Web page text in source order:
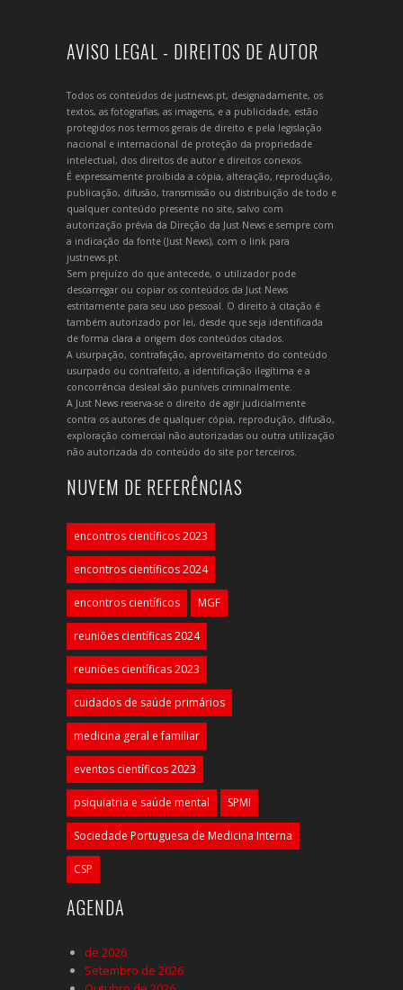
AVISO LEGAL - DIREITOS DE AUTOR
Todos os conteúdos de justnews.pt, designadamente, os
textos, as fotografias, as imagens, e a publicidade, estão
protegidos nos termos gerais de direito e pela legislação
nacional e internacional de proteção da propriedade
intelectual, dos direitos de autor e direitos conexos.
É expressamente proibida a cópia, alteração, reprodução,
publicação, difusão, transmissão ou distribuição de todo e
qualquer conteúdo presente no site, salvo com
autorização prévia da Direção da Just News e sempre com
a indicação da fonte (Just News), com o link para
justnews.pt.
Sem prejuízo do que antecede, o utilizador pode
descarregar ou copiar os conteúdos da Just News
estritamente para seu uso pessoal. O direito à citação é
também autorizado por lei, desde que seja identificada
de forma clara a origem dos conteúdos citados.
A usurpação, contrafação, aproveitamento do conteúdo
usurpado ou contrafeito, a identificação ilegítima e a
concorrência desleal são puníveis criminalmente.
A Just News reserva-se o direito de agir judicialmente
contra os autores de qualquer cópia, reprodução, difusão,
exploração comercial não autorizadas ou outra utilização
não autorizada do conteúdo do site por terceiros.
NUVEM DE REFERÊNCIAS
encontros científicos 2023
encontros científicos 2024
encontros científicos MGF
reuniões científicas 2024
reuniões científicas 2023
cuidados de saúde primários
medicina geral e familiar
eventos científicos 2023
psiquiatria e saúde mental SPMI
Sociedade Portuguesa de Medicina Interna
CSP
AGENDA
de 2026
Setembro de 2026